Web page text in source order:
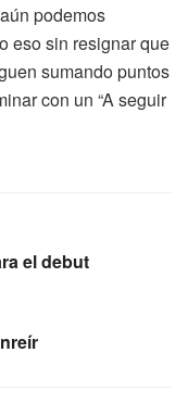
podemos
eso sin resignar que
sumando puntos
con un “A seguir
el debut